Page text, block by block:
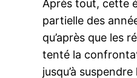
Après tout, cette
partielle des
qu’après que les
tenté la
jusqu’à